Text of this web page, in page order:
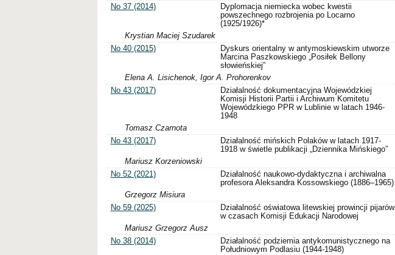
No 37 (2014)
Dyplomacja niemiecka wobec kwestii
powszechnego rozbrojenia po Locarno
(1925/1926)*
Krystian Maciej Szudarek
No 40 (2015)
Dyskurs orientalny w antymoskiewskim utworze
Marcina Paszkowskiego „Posiłek Bellony
słowieńskiej”
Elena A. Lisichenok, Igor A. Prohorenkov
No 43 (2017)
Działalność dokumentacyjna Wojewódzkiej
Komisji Historii Partii i Archiwum Komitetu
Wojewódzkiego PPR w Lublinie w latach 1946-
1948
Tomasz Czarnota
No 43 (2017)
Działalność mińskich Polaków w latach 1917-
1918 w świetle publikacji „Dziennika Mińskiego”
Mariusz Korzeniowski
No 52 (2021)
Działalność naukowo-dydaktyczna i archiwalna
profesora Aleksandra Kossowskiego (1886–1965)
Grzegorz Misiura
No 59 (2025)
Działalność oświatowa litewskiej prowincji pijarów
w czasach Komisji Edukacji Narodowej
Mariusz Grzegorz Ausz
No 38 (2014)
Działalność podziemia antykomunistycznego na
Południowym Podlasiu (1944-1948)